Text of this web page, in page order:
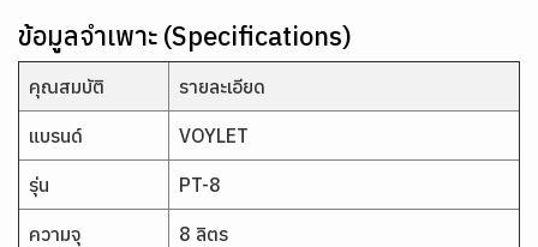
ข้อมูลจำเพาะ (Specifications)
คุณสมบัติ รายละเอียด
แบรนด์ VOYLET
รุ่น PT-8
ความจุ 8 ลิตร